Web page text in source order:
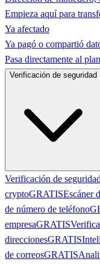
Empieza aquí para
Ya afectado
Ya pagó o compartió
Pasa directamente al
Verificación de seguridad
Verificación de
cryptoGRATISEscáner
de número de teléfono
empresaGRATIS
direccionesGRATIS
de correosGRATIS